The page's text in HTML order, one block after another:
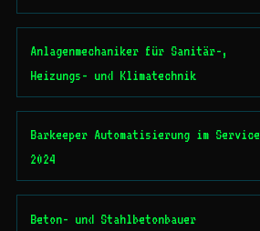
Anlagenmechaniker für Sanitär-,
Heizungs- und Klimatechnik
Barkeeper Automatisierung im Service
2024
Beton- und Stahlbetonbauer